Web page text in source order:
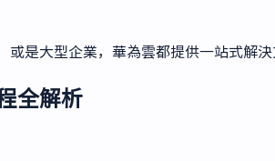
或是大型企業，華為雲都提供一站式解決
全解析